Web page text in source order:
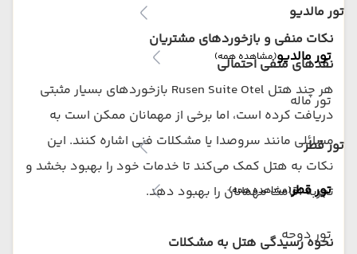
تور مالدیو
تور مالدیو(مشاهده همه)
تور ماله
تور قطر
تور قطر(مشاهده همه)
تور دوحه
نکات منفی و بازخورد‌های مشتریان
نقدهای منفی احتمالی
هر چند هتل Rusen Suite Otel بازخوردهای بسیار مثبتی
دریافت کرده است، اما برخی از مهمانان ممکن است به
مسائلی مانند سروصدا یا مشکلات فنی اشاره کنند. این
نکات به هتل کمک می‌کند تا خدمات خود را بهبود بخشد و
تجربه اقامت مهمانان را بهبود دهد.
نحوه رسیدگی هتل به مشکلات